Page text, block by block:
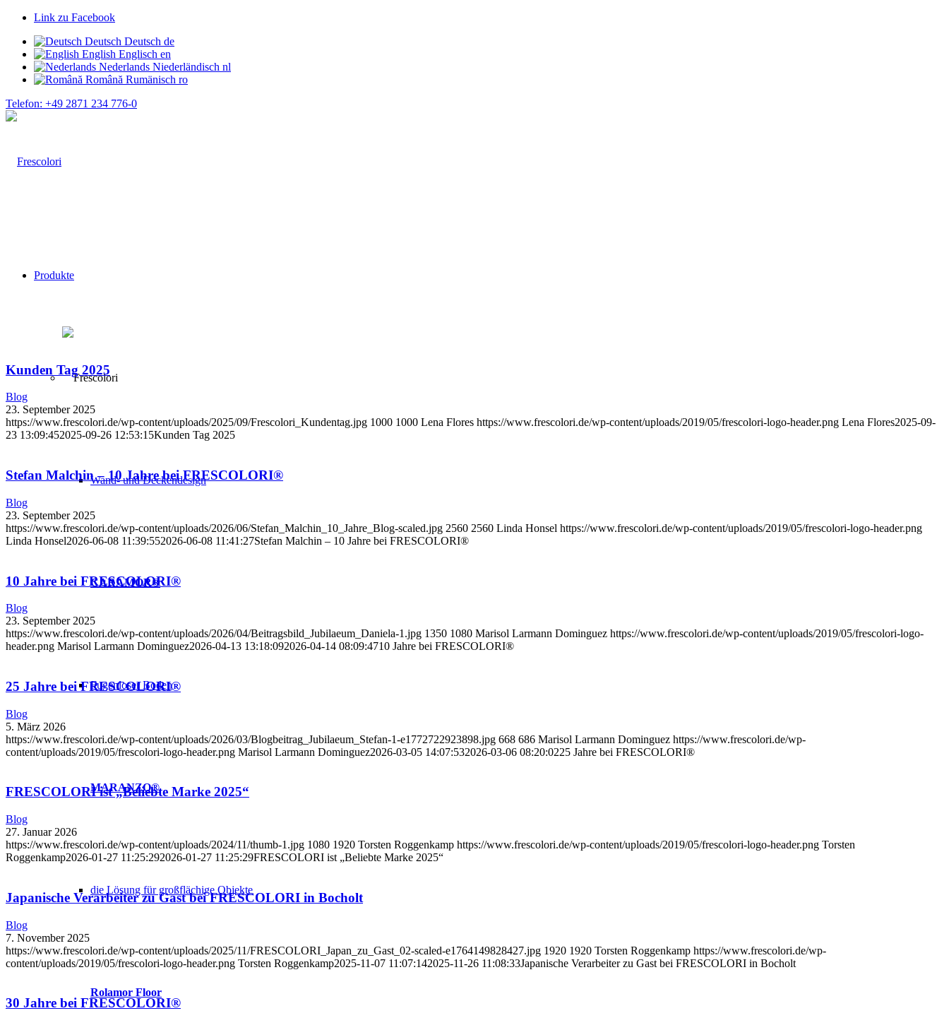
Link zu Facebook
Deutsch Deutsch de
English Englisch en
Nederlands Niederländisch nl
Română Rumänisch ro
Telefon: +49 2871 234 776-0
Produkte
Wand- und Deckendesign
CARAMOR®
Fugenloser Boden
MARANZO®
die Lösung für großflächige Objekte
Rolamor Floor
Kunden Tag 2025
Blog
23. September 2025
https://www.frescolori.de/wp-content/uploads/2025/09/Frescolori_Kundentag.jpg 1000 1000 Lena Flores https://www.frescolori.de/wp-content/uploads/2019/05/frescolori-logo-header.png Lena Flores2025-09-
23 13:09:452025-09-26 12:53:15Kunden Tag 2025
Stefan Malchin – 10 Jahre bei FRESCOLORI®
Blog
23. September 2025
https://www.frescolori.de/wp-content/uploads/2026/06/Stefan_Malchin_10_Jahre_Blog-scaled.jpg 2560 2560 Linda Honsel https://www.frescolori.de/wp-content/uploads/2019/05/frescolori-logo-header.png
Linda Honsel2026-06-08 11:39:552026-06-08 11:41:27Stefan Malchin – 10 Jahre bei FRESCOLORI®
10 Jahre bei FRESCOLORI®
Blog
23. September 2025
https://www.frescolori.de/wp-content/uploads/2026/04/Beitragsbild_Jubilaeum_Daniela-1.jpg 1350 1080 Marisol Larmann Dominguez https://www.frescolori.de/wp-content/uploads/2019/05/frescolori-logo-
header.png Marisol Larmann Dominguez2026-04-13 13:18:092026-04-14 08:09:4710 Jahre bei FRESCOLORI®
25 Jahre bei FRESCOLORI®
Blog
5. März 2026
https://www.frescolori.de/wp-content/uploads/2026/03/Blogbeitrag_Jubilaeum_Stefan-1-e1772722923898.jpg 668 686 Marisol Larmann Dominguez https://www.frescolori.de/wp-
content/uploads/2019/05/frescolori-logo-header.png Marisol Larmann Dominguez2026-03-05 14:07:532026-03-06 08:20:0225 Jahre bei FRESCOLORI®
FRESCOLORI ist „Beliebte Marke 2025“
Blog
27. Januar 2026
https://www.frescolori.de/wp-content/uploads/2024/11/thumb-1.jpg 1080 1920 Torsten Roggenkamp https://www.frescolori.de/wp-content/uploads/2019/05/frescolori-logo-header.png Torsten
Roggenkamp2026-01-27 11:25:292026-01-27 11:25:29FRESCOLORI ist „Beliebte Marke 2025“
Japanische Verarbeiter zu Gast bei FRESCOLORI in Bocholt
Blog
7. November 2025
https://www.frescolori.de/wp-content/uploads/2025/11/FRESCOLORI_Japan_zu_Gast_02-scaled-e1764149828427.jpg 1920 1920 Torsten Roggenkamp https://www.frescolori.de/wp-
content/uploads/2019/05/frescolori-logo-header.png Torsten Roggenkamp2025-11-07 11:07:142025-11-26 11:08:33Japanische Verarbeiter zu Gast bei FRESCOLORI in Bocholt
30 Jahre bei FRESCOLORI®